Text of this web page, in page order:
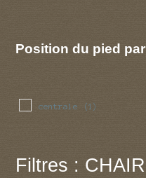
Position du pied
centrale (1)
Filtres : CHAIR